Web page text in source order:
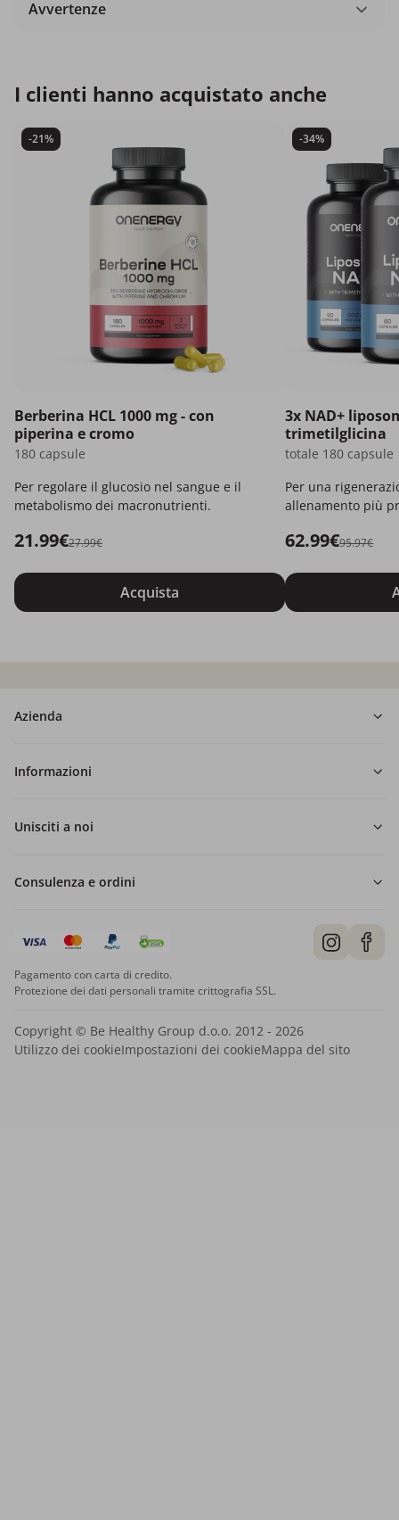
Avvertenze
I clienti hanno acquistato anche
-21%
Berberina HCL 1000 mg - con
piperina e cromo
180 capsule
Per regolare il glucosio nel sangue e il
metabolismo dei macronutrienti.
21.99€27.99€
Acquista
-34%
3x NAD+
trimetilglicina
totale 180 capsule
Per una
allenamento più
62.99€95.97€
Azienda
Informazioni
Unisciti a noi
Consulenza e ordini
Pagamento con carta di credito.
Protezione dei dati personali tramite crittografia SSL.
Copyright © Be Healthy Group d.o.o. 2012 - 2026
Utilizzo dei cookieImpostazioni dei cookieMappa del sito